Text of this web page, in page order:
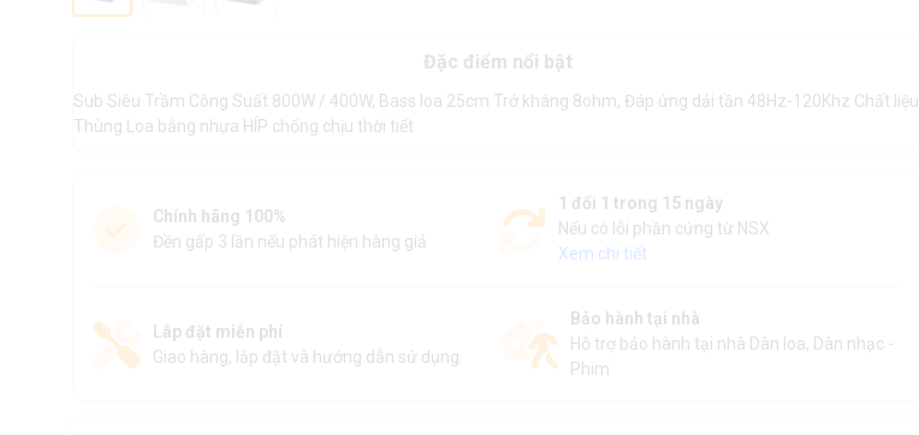
Đặc điểm nổi bật
Sub Siêu Trầm Công Suất 800W / 400W, Bass loa 25cm Trở kháng 8ohm, Đáp ứng dải tần 48Hz-120Khz Chất liệu
Thùng Loa bằng nhựa HÍP chống chịu thời tiết
Chính hãng 100%
Đền gấp 3 lần nếu phát hiện hàng giả
1 đổi 1 trong 15 ngày
Nếu có lỗi phần cứng từ NSX
Xem chi tiết
Lắp đặt miễn phí
Giao hàng, lắp đặt và hướng dẫn sử dụng.
Bảo hành tại nhà
Hỗ trợ bảo hành tại nhà Dàn loa, Dàn nhạc -
Phim